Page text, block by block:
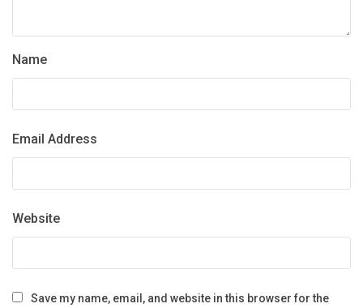
Name
Email Address
Website
Save my name, email, and website in this browser for the